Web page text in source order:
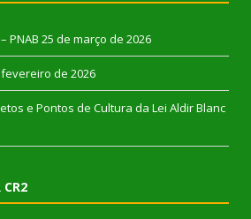
PNAB 25 de março de 2026
de 2026
e Pontos de Cultura da Lei Aldir Blanc
CR2